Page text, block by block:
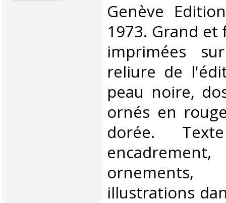
‎Genève
1973. Grand
imprimées
reliure de
peau noire,
ornés en
dorée.
ornements,
illustrations